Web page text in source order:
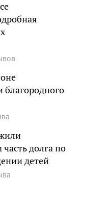
благородного
долга по
детей